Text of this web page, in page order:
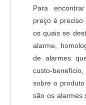
quais a
precisar de
Especialistas
consultores
de alta
atividades;
de última
Para
preço é preciso
os quais se
alarme,
de alarmes
custo-
sobre o
são os alarmes